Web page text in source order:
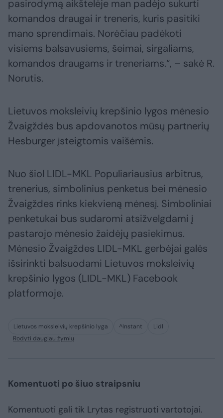
pasirodymą aikštelėje man padėjo sukurti
komandos draugai ir treneris, kuris pasitiki
mano sprendimais. Norėčiau padėkoti
visiems balsavusiems, šeimai, sirgaliams,
komandos draugams ir treneriams.“, – sakė R.
Norutis.
Lietuvos moksleivių krepšinio lygos mėnesio
Žvaigždės bus apdovanotos mūsų partnerių
Hesburger įsteigtomis vaišėmis.
Nuo šiol LIDL-MKL Populiariausius arbitrus,
trenerius, simbolinius penketus bei mėnesio
Žvaigždes rinks kiekvieną mėnesį. Simboliniai
penketukai bus sudaromi atsižvelgdami į
pastarojo mėnesio žaidėjų pasiekimus.
Mėnesio Žvaigždes LIDL-MKL gerbėjai galės
išsirinkti balsuodami Lietuvos moksleivių
krepšinio lygos (LIDL-MKL) Facebook
platformoje.
Lietuvos moksleivių krepšinio lyga ^Instant
Lidl
Rodyti daugiau žymių
Komentuoti po šiuo straipsniu
Komentuoti gali tik Lrytas registruoti vartotojai.